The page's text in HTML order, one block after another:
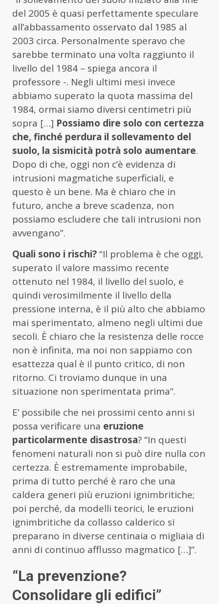
del 2005 è quasi perfettamente speculare
all’abbassamento osservato dal 1985 al
2003 circa. Personalmente speravo che
sarebbe terminato una volta raggiunto il
livello del 1984 – spiega ancora il
professore -. Negli ultimi mesi invece
abbiamo superato la quota massima del
1984, ormai siamo diversi centimetri più
sopra […] Possiamo dire solo con certezza
che, finché perdura il sollevamento del
suolo, la sismicità potrà solo aumentare.
Dopo di che, oggi non c’è evidenza di
intrusioni magmatiche superficiali, e
questo è un bene. Ma è chiaro che in
futuro, anche a breve scadenza, non
possiamo escludere che tali intrusioni non
avvengano”.
Quali sono i rischi?“Il problema è che oggi,
superato il valore massimo recente
ottenuto nel 1984, il livello del suolo, e
quindi verosimilmente il livello della
pressione interna, è il più alto che abbiamo
mai sperimentato, almeno negli ultimi due
secoli. È chiaro che la resistenza delle rocce
non è infinita, ma noi non sappiamo con
esattezza qual è il punto critico, di non
ritorno. Ci troviamo dunque in una
situazione non sperimentata prima”.
E’ possibile che nei prossimi cento anni si
possa verificare una eruzione
particolarmente disastrosa? “In questi
fenomeni naturali non si può dire nulla con
certezza. È estremamente improbabile,
prima di tutto perché è raro che una
caldera generi più eruzioni ignimbritiche;
poi perché, da modelli teorici, le eruzioni
ignimbritiche da collasso calderico si
preparano in diverse centinaia o migliaia di
anni di continuo afflusso magmatico […]”.
“La prevenzione?
Consolidare gli edifici”